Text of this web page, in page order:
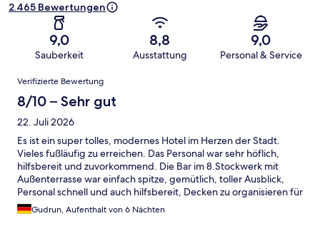
2.465 Bewertungen
9,0
Sauberkeit
8,8
Ausstattung
9,0
Personal & Service
Bewertungen
Verifizierte Bewertung
8/10 – Sehr gut
22. Juli 2026
Es ist ein super tolles, modernes Hotel im Herzen der Stadt.
Vieles fußläufig zu erreichen. Das Personal war sehr höflich,
hilfsbereit und zuvorkommend. Die Bar im 8.Stockwerk mit
Außenterrasse war einfach spitze, gemütlich, toller Ausblick,
Personal schnell und auch hilfsbereit, Decken zu organisieren für
kalte Tage draußen. Ein besonderes Schmankerl waren die
Fahrräder kostenlos auszuleihen, damit hatten wir einen tollen
Gudrun, Aufenthalt von 6 Nächten